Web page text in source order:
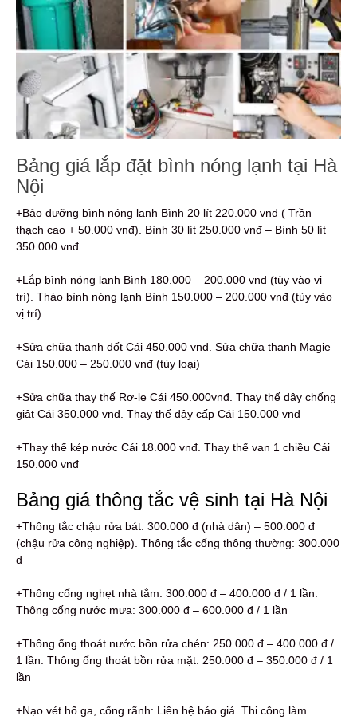
Bảng giá lắp đặt bình nóng lạnh tại Hà
Nội
+Bảo dưỡng bình nóng lạnh Bình 20 lít 220.000 vnđ ( Trần
thạch cao + 50.000 vnđ). Bình 30 lít 250.000 vnđ – Bình 50 lít
350.000 vnđ
+Lắp bình nóng lạnh Bình 180.000 – 200.000 vnđ (tùy vào vị
trí). Tháo bình nóng lạnh Bình 150.000 – 200.000 vnđ (tùy vào
vị trí)
+Sửa chữa thanh đốt Cái 450.000 vnđ. Sửa chữa thanh Magie
Cái 150.000 – 250.000 vnđ (tùy loại)
+Sửa chữa thay thế Rơ-le Cái 450.000vnđ. Thay thế dây chống
giật Cái 350.000 vnđ. Thay thế dây cấp Cái 150.000 vnđ
+Thay thế kép nước Cái 18.000 vnđ. Thay thế van 1 chiều Cái
150.000 vnđ
Bảng giá thông tắc vệ sinh tại Hà Nội
+Thông tắc chậu rửa bát: 300.000 đ (nhà dân) – 500.000 đ
(chậu rửa công nghiệp). Thông tắc cống thông thường: 300.000
đ
+Thông cống nghẹt nhà tắm: 300.000 đ – 400.000 đ / 1 lần.
Thông cống nước mưa: 300.000 đ – 600.000 đ / 1 lần
+Thông ống thoát nước bồn rửa chén: 250.000 đ – 400.000 đ /
1 lần. Thông ống thoát bồn rửa mặt: 250.000 đ – 350.000 đ / 1
lần
+Nạo vét hố ga, cống rãnh: Liên hệ báo giá. Thi công làm